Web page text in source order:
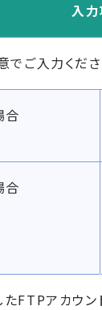
入
でご入力くださ
合
合
FTPアカウン